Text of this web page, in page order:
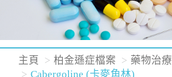
主頁 柏金遜症檔案 藥物治療
Cabergoline (卡麥角林)